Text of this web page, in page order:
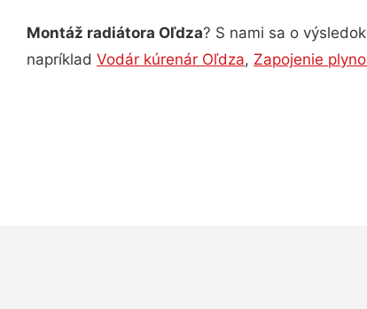
Montáž radiátora Oľdza? S nami sa o
napríklad Vodár kúrenár Oľdza, Zapojenie